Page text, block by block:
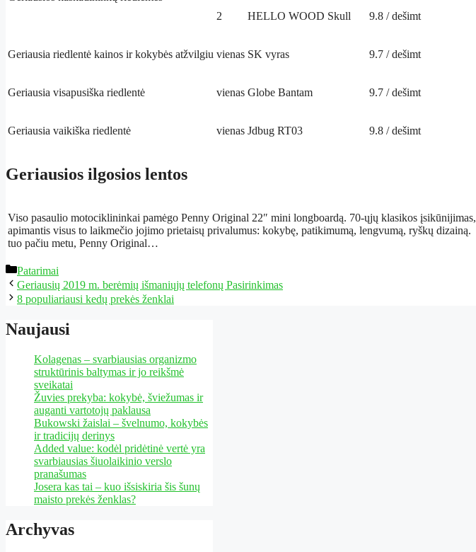
2 HELLO WOOD Skull 9.8 / dešimt
Geriausia riedlentė kainos ir kokybės atžvilgiu vienas SK vyras 9.7 / dešimt
Geriausia visapusiška riedlentė vienas Globe Bantam 9.7 / dešimt
Geriausia vaikiška riedlentė vienas Jdbug RT03 9.8 / dešimt
Geriausios ilgosios lentos
Viso pasaulio motociklininkai pamėgo Penny Original 22″ mini longboardą. 70-ųjų klasikos įsikūnijimas,
apimantis visus to laikmečio jojimo prietaisų privalumus: kokybę, patikimumą, lengvumą, ryškų dizainą.
tuo pačiu metu, Penny Original…
Kategorijos
Patarimai
Geriausių 2019 m. berėmių išmaniųjų telefonų Pasirinkimas
8 populiariausi kedų prekės ženklai
Naujausi
Kolagenas – svarbiausias organizmo
struktūrinis baltymas ir jo reikšmė
sveikatai
Žuvies prekyba: kokybė, šviežumas ir
auganti vartotojų paklausa
Bukowski žaislai – švelnumo, kokybės
ir tradicijų derinys
Added value: kodėl pridėtinė vertė yra
svarbiausias šiuolaikinio verslo
pranašumas
Josera kas tai – kuo išsiskiria šis šunų
maisto prekės ženklas?
Archyvas